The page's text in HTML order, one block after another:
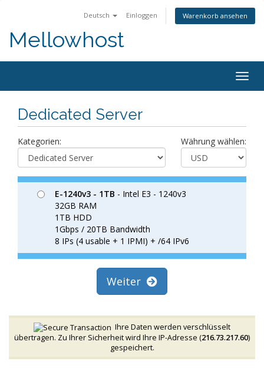
Deutsch Einloggen Warenkorb ansehen
Mellowhost
Dedicated Server
Kategorien: Währung wählen:
E-1240v3 - 1TB - Intel E3 - 1240v3
32GB RAM
1TB HDD
1Gbps / 20TB Bandwidth
8 IPs (4 usable + 1 IPMI) + /64 IPv6
Weiter
Ihre Daten werden verschlüsselt
übertragen. Zu Ihrer Sicherheit wird Ihre IP-Adresse (216.73.217.60)
gespeichert.